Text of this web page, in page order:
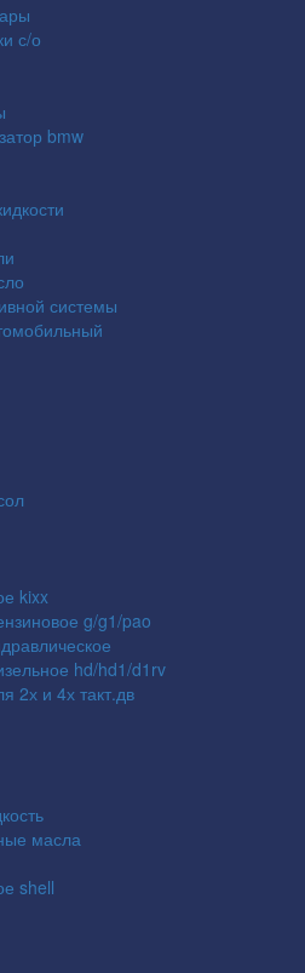
с/о
bmw
системы
kixx
g/g1/pao
hd/hd1/d1rv
2х и 4х такт.дв
масла
shell